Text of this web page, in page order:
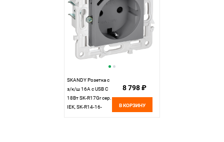
SKANDY Розетка с
з/к/ш 16А с USB C
18Вт SK-R17Gr сер.
IEK, SK-R14-16-
8 798 ₽
В КОРЗИНУ